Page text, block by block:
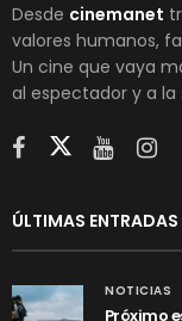
Desde cinemanet
valores humanos,
Un cine que vaya
al espectador y a la
ÚLTIMAS ENTRADAS
NOTICIAS
Próximo